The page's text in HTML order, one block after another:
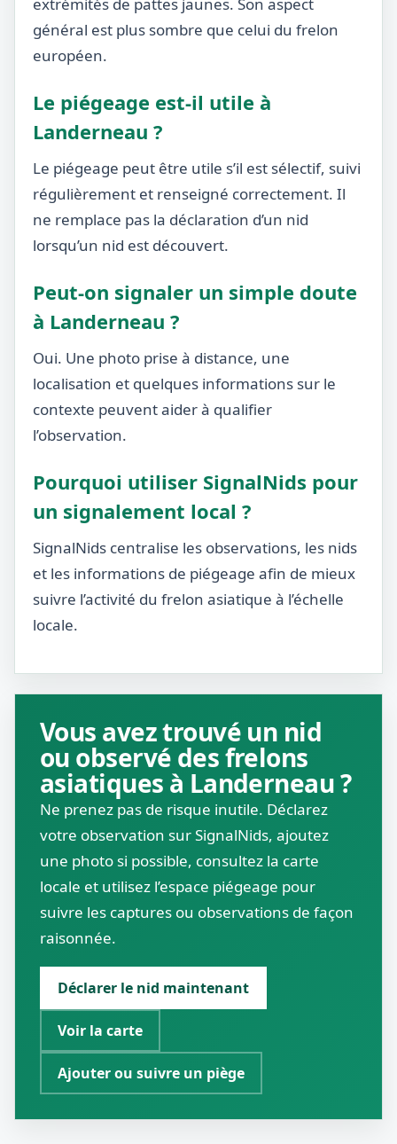
général est plus sombre que celui du frelon
européen.
Le piégeage est-il utile à
Landerneau ?
Le piégeage peut être utile s’il est sélectif, suivi
régulièrement et renseigné correctement. Il
ne remplace pas la déclaration d’un nid
lorsqu’un nid est découvert.
Peut-on signaler un simple doute
à Landerneau ?
Oui. Une photo prise à distance, une
localisation et quelques informations sur le
contexte peuvent aider à qualifier
l’observation.
Pourquoi utiliser SignalNids pour
un signalement local ?
SignalNids centralise les observations, les nids
et les informations de piégeage afin de mieux
suivre l’activité du frelon asiatique à l’échelle
locale.
Vous avez trouvé un nid
ou observé des frelons
asiatiques à Landerneau ?
Ne prenez pas de risque inutile. Déclarez
votre observation sur SignalNids, ajoutez
une photo si possible, consultez la carte
locale et utilisez l’espace piégeage pour
suivre les captures ou observations de façon
raisonnée.
Déclarer le nid maintenant
Voir la carte
Ajouter ou suivre un piège